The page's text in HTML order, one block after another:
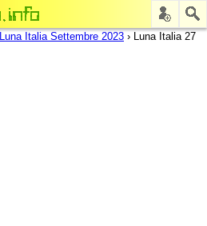
Luna Italia Settembre 2023 › Luna Italia 27